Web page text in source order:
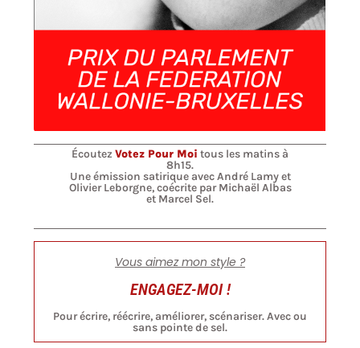
Écoutez Votez Pour Moi tous les matins à
8h15.
Une émission satirique avec André Lamy et
Olivier Leborgne, coécrite par Michaël Albas
et Marcel Sel.
Vous aimez mon style ?
ENGAGEZ-MOI !
Pour écrire, réécrire, améliorer, scénariser. Avec ou
sans pointe de sel.